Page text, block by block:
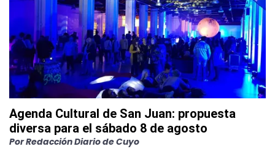
Agenda Cultural de San Juan: propuesta
diversa para el sábado 8 de agosto
PorRedacción Diario de Cuyo